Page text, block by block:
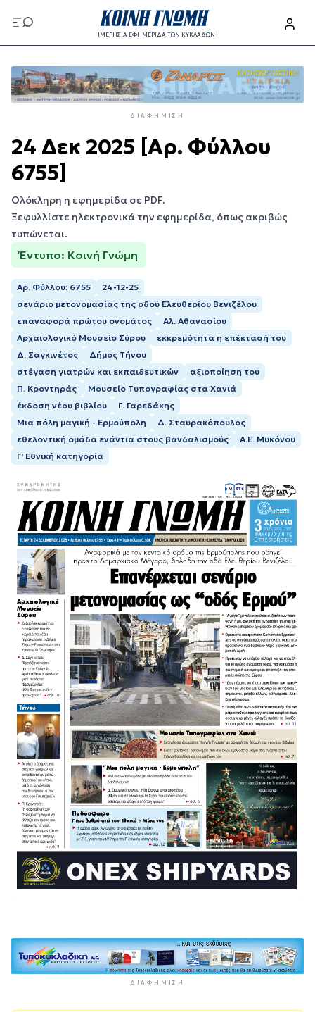
προς
το
περιεχόμενο
ΗΜΕΡΗΣΙΑ ΕΦΗΜΕΡΙΔΑ ΤΩΝ ΚΥΚΛΑΔΩΝ
προς
το
κυρίως
ΔΙΑΦΉΜΙΣΗ
24 Δεκ 2025 [Αρ. Φύλλου
6755]
Ολόκληρη η εφημερίδα σε PDF.
Ξεφυλλίστε ηλεκτρονικά την εφημερίδα, όπως ακριβώς
τυπώνεται.
Έντυπο: Κοινή Γνώμη
Αρ. Φύλλου: 6755
24-12-25
σενάριο μετονομασίας της οδού Ελευθερίου Βενιζέλου
επαναφορά πρώτου ονομάτος
Αλ. Αθανασίου
Αρχαιολογικό Μουσείο Σύρου
εκκρεμότητα η επέκτασή του
Δ. Σαγκινέτος
Δήμος Τήνου
στέγαση γιατρών και εκπαιδευτικών
αξιοποίηση του
Π. Κροντηράς
Μουσείο Τυπογραφίας στα Χανιά
έκδοση νέου βιβλίου
Γ. Γαρεδάκης
Μια πόλη μαγική - Ερμούπολη
Δ. Σταυρακόπουλος
εθελοντική ομάδα ενάντια στους βανδαλισμούς
Α.Ε. Μυκόνου
Γ' Εθνική κατηγορία
ΔΙΑΦΉΜΙΣΗ